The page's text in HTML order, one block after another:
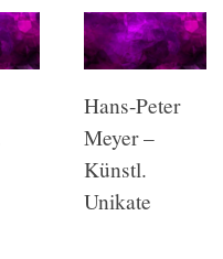
Hans-Peter
Meyer –
Künstl.
Unikate